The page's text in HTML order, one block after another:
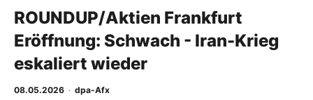
Finanz-Check
Abo & Shop
ROUNDUP/Aktien Frankfurt
Eröffnung: Schwach - Iran-Krieg
eskaliert wieder
08.05.2026 · dpa-Afx